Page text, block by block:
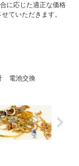
に応じた適正な価格
ていただきます。
電池交換